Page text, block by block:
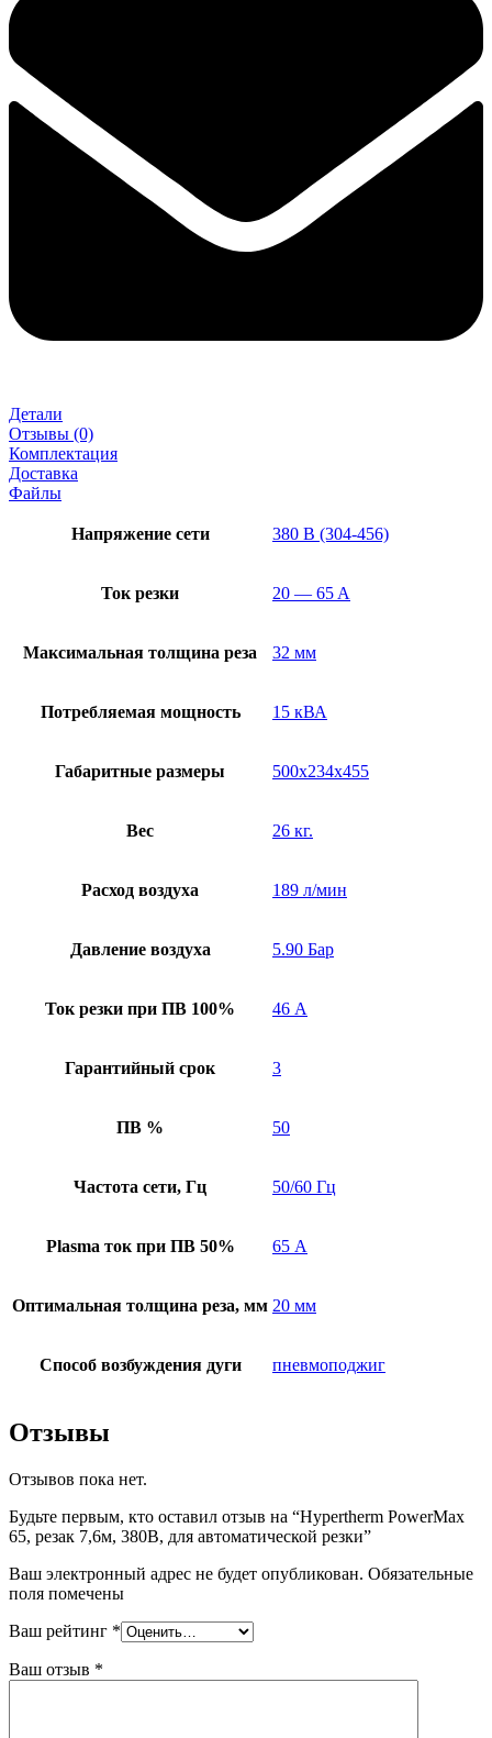
Детали
Отзывы (0)
Комплектация
Доставка
Файлы
Напряжение сети 380 В (304-456)
Ток резки 20 — 65 A
Максимальная толщина реза 32 мм
Потребляемая мощность 15 кВА
Габаритные размеры 500x234x455
Вес 26 кг.
Расход воздуха 189 л/мин
Давление воздуха 5.90 Бар
Ток резки при ПВ 100% 46 А
Гарантийный срок 3
ПВ % 50
Частота сети, Гц 50/60 Гц
Plasma ток при ПВ 50% 65 А
Оптимальная толщина реза, мм 20 мм
Способ возбуждения дуги пневмоподжиг
Отзывы
Отзывов пока нет.
Будьте первым, кто оставил отзыв на “Hypertherm PowerMax
65, резак 7,6м, 380В, для автоматической резки”
Ваш электронный адрес не будет опубликован. Обязательные
поля помечены
Ваш рейтинг *
Ваш отзыв *